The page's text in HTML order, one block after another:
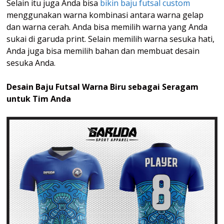
Selain itu juga Anda bisa bikin baju futsal custom
menggunakan warna kombinasi antara warna gelap
dan warna cerah. Anda bisa memilih warna yang Anda
sukai di garuda print. Selain memilih warna sesuka hati,
Anda juga bisa memilih bahan dan membuat desain
sesuka Anda.
Desain Baju Futsal Warna Biru sebagai Seragam
untuk Tim Anda